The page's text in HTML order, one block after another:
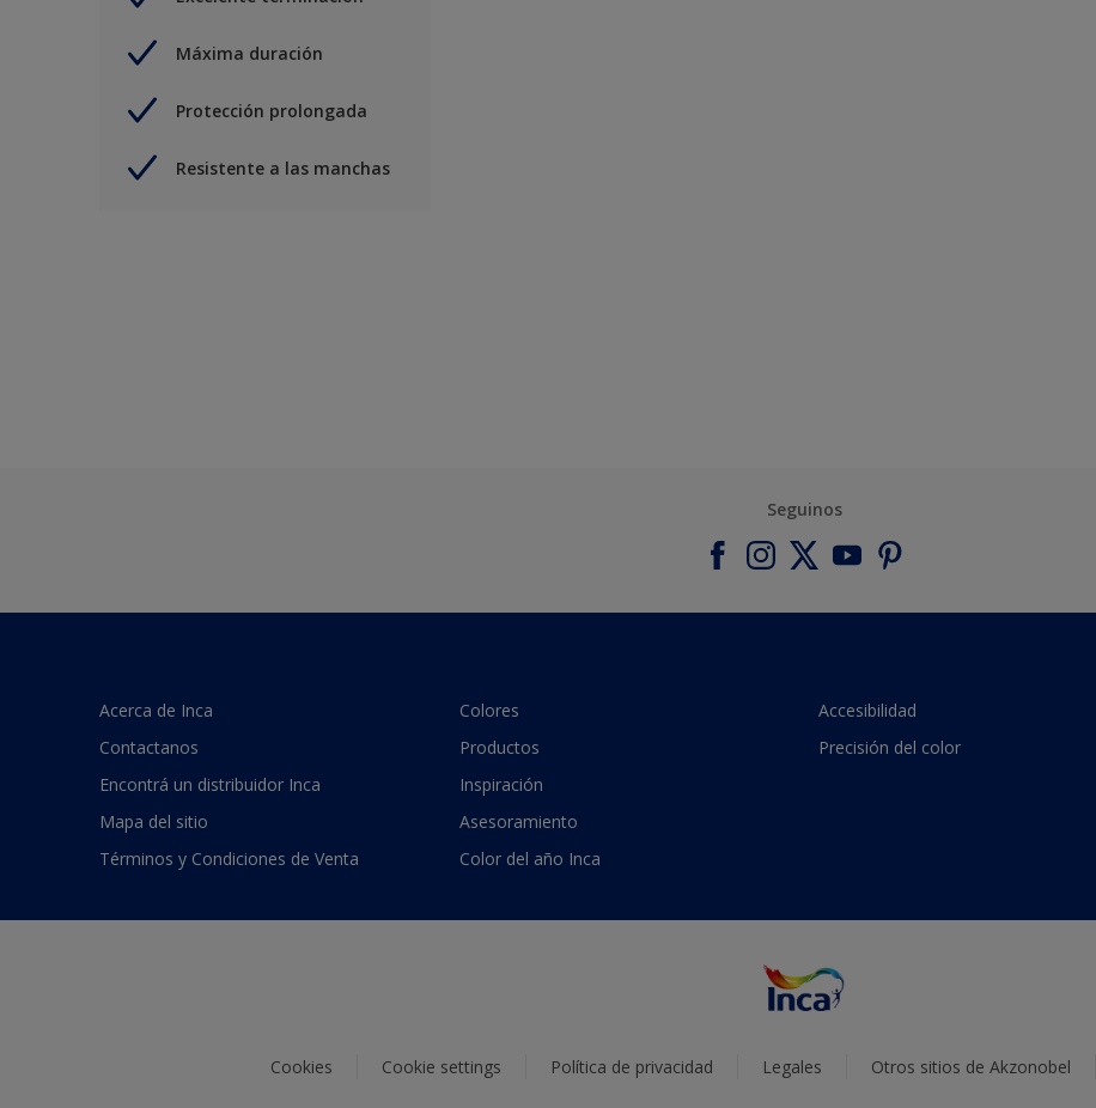
Máxima duración
Protección prolongada
Resistente a las manchas
Seguinos
Acerca de Inca
Contactanos
Encontrá un distribuidor Inca
Mapa del sitio
Términos y Condiciones de Venta
Colores
Productos
Inspiración
Asesoramiento
Color del año Inca
Accesibilidad
Precisión del color
Cookies Cookie settings Política de privacidad Legales Otros sitios de Akzonobel